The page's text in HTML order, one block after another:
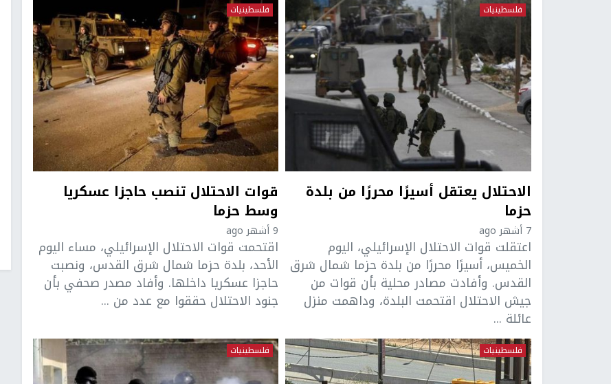
فلسطينيات
الاحتلال يعتقل أسيرًا محررًا من بلدة
حزما
7 أشهر ago
اعتقلت قوات الاحتلال الإسرائيلي، اليوم
الخميس، أسيرًا محررًا من بلدة حزما شمال شرق
القدس. وأفادت مصادر محلية بأن قوات من
جيش الاحتلال اقتحمت البلدة، وداهمت منزل
عائلة ...
فلسطينيات
قوات الاحتلال تنصب حاجزا عسكريا
وسط حزما
9 أشهر ago
اقتحمت قوات الاحتلال الإسرائيلي، مساء اليوم
الأحد، بلدة حزما شمال شرق القدس، ونصبت
حاجزا عسكريا داخلها. وأفاد مصدر صحفي بأن
جنود الاحتلال حققوا مع عدد من ...
فلسطينيات فلسطينيات